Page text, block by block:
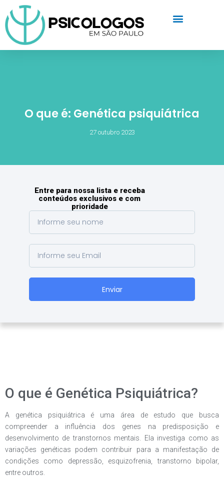
O que é: Genética psiquiátrica
27 outubro 2023
Enviar
Entre para nossa lista e receba
conteúdos exclusivos e com
prioridade
O que é Genética Psiquiátrica?
A genética psiquiátrica é uma área de estudo que busca
compreender a influência dos genes na predisposição e
desenvolvimento de transtornos mentais. Ela investiga como as
variações genéticas podem contribuir para a manifestação de
condições como depressão, esquizofrenia, transtorno bipolar,
entre outros.